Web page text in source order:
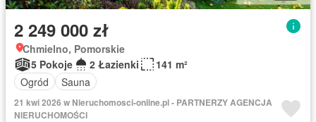
2 249 000 zł
Chmielno, Pomorskie
5 Pokoje
2 Łazienki
141 m²
Ogród
Sauna
21 kwi 2026 w Nieruchomosci-online.pl - PARTNERZY AGENCJA
NIERUCHOMOŚCI